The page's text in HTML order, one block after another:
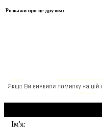
Розкажи про це друзям:
Ім'я: